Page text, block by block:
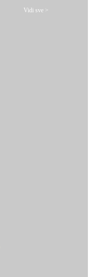
Vidi sve >